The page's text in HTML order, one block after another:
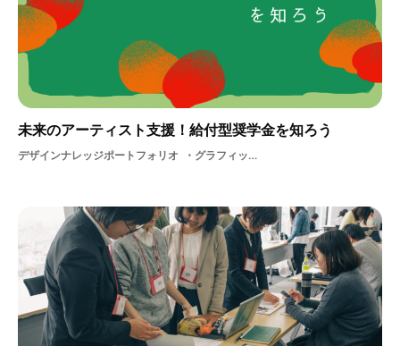
未来のアーティスト支援！給付型奨学金を知ろう
デザインナレッジポートフォリオ グラフィックデザイナーソーシャルゲームプロダクトデザイングラフィックソーシャルデザインデザインイラストレーターディスプレイデザインアートゲームデザイナーブックデザインプロダクトプログラミングデジタルイラストアーティストプロデューサーファインアートガラスペインターお金ガラスアートメディア奨学金ガラス造形制度プロダクトデザイナーグラフィックデザイン学生メディアアーティストゲームイラスト支援